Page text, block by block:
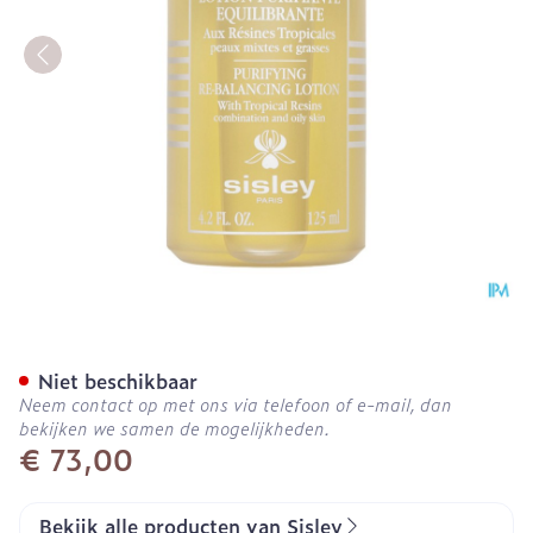
€ 73,00
Niet beschikbaar
Neem contact op met ons via telefoon of e-mail, dan
bekijken we samen de mogelijkheden.
Bekijk alle producten van Sisley